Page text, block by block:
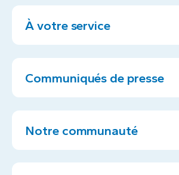
À votre service
Communiqués de presse
Notre communauté